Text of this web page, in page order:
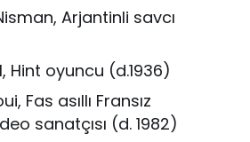
Arjantinli savcı
Hint oyuncu (d.1936)
Fas asıllı Fransız
sanatçısı (d. 1982)